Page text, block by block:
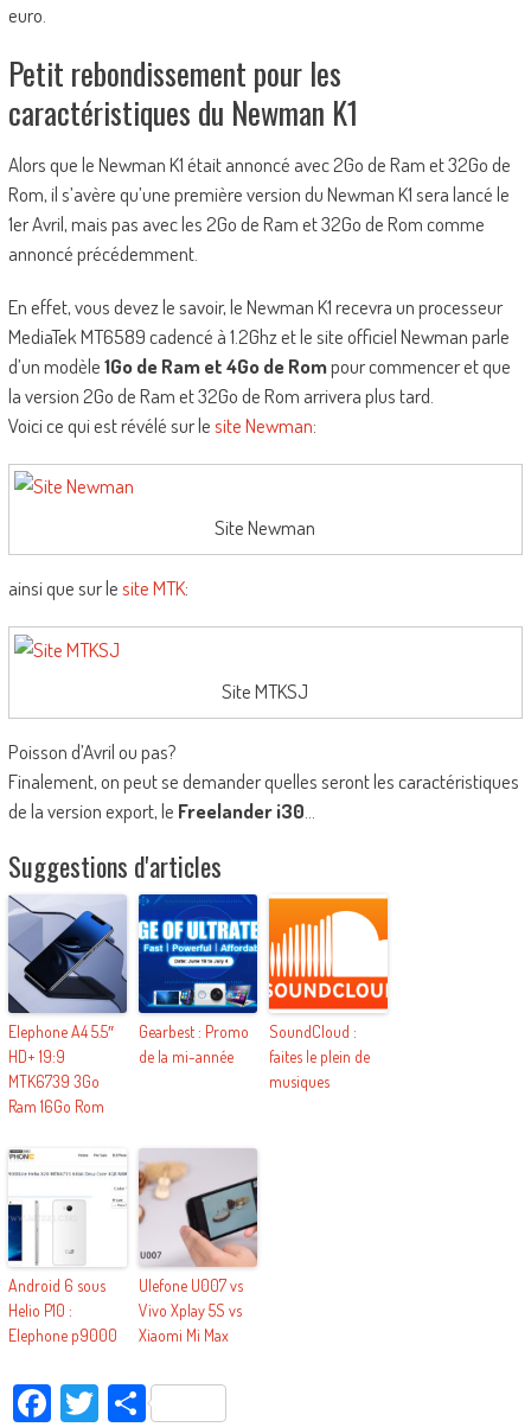
euro.
Petit rebondissement pour les
caractéristiques du Newman K1
Alors que le Newman K1 était annoncé avec 2Go de Ram et 32Go de
Rom, il s’avère qu’une première version du Newman K1 sera lancé le
1er Avril, mais pas avec les 2Go de Ram et 32Go de Rom comme
annoncé précédemment.
En effet, vous devez le savoir, le Newman K1 recevra un processeur
MediaTek MT6589 cadencé à 1.2Ghz et le site officiel Newman parle
d’un modèle1Go de Ram et 4Go de Rompour commencer et que
la version 2Go de Ram et 32Go de Rom arrivera plus tard.
Voici ce qui est révélé sur lesite Newman:
Site Newman
ainsi que sur lesite MTK:
Site MTKSJ
Poisson d’Avril ou pas?
Finalement, on peut se demander quelles seront les caractéristiques
de la version export, le Freelander i30
Suggestions d'articles
Elephone A4 5.5″
HD+ 19:9
MTK6739 3Go
Ram 16Go Rom
Gearbest : Promo
de la mi-année
SoundCloud :
faites le plein de
musiques
Android 6 sous
Helio P10 :
Elephone p9000
Ulefone U007 vs
Vivo Xplay 5S vs
Xiaomi Mi Max
Facebook
Twitter
Partager